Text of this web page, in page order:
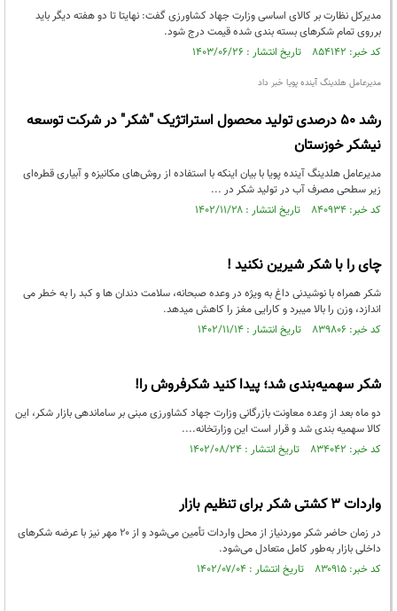
مدیرکل نظارت بر کالای اساسی وزارت جهاد کشاورزی گفت: نهایتا تا دو هفته دیگر باید
برروی تمام شکرهای بسته بندی شده قیمت درج شود.
کد خبر: ۸۵۴۱۴۲ تاریخ انتشار : ۱۴۰۳/۰۶/۲۶
مدیرعامل هلدینگ آینده پویا خبر داد
رشد 50 درصدی تولید محصول استراتژیک "شکر" در شرکت توسعه
نیشکر خوزستان
مدیرعامل هلدینگ آینده پویا با بیان اینکه با استفاده از روش‌های مکانیزه و آبیاری قطره‌ای
زیر سطحی مصرف آب در تولید شکر در ...
کد خبر: ۸۴۰۹۳۴ تاریخ انتشار : ۱۴۰۲/۱۱/۲۸
چای را با شکر شیرین نکنید !
شکر همراه با نوشیدنی داغ به ویژه در وعده صبحانه، سلامت دندان ها و کبد را به خطر می
اندازد، وزن را بالا میبرد و کارایی مغز را کاهش میدهد.
کد خبر: ۸۳۹۸۰۶ تاریخ انتشار : ۱۴۰۲/۱۱/۱۴
شکر سهمیه‌بندی شد؛ پیدا کنید شکرفروش را!
دو ماه بعد از وعده معاونت بازرگانی وزارت جهاد کشاورزی مبنی بر ساماندهی بازار شکر، این
کالا سهمیه بندی شد و قرار است این وزارتخانه....
کد خبر: ۸۳۴۰۴۲ تاریخ انتشار : ۱۴۰۲/۰۸/۲۴
واردات ۳ کشتی شکر برای تنظیم بازار
در زمان حاضر شکر موردنیاز از محل واردات تأمین می‌شود و از ۲۰ مهر نیز با عرضه شکرهای
داخلی بازار به‌طور کامل متعادل می‌شود.
کد خبر: ۸۳۰۹۱۵ تاریخ انتشار : ۱۴۰۲/۰۷/۰۴